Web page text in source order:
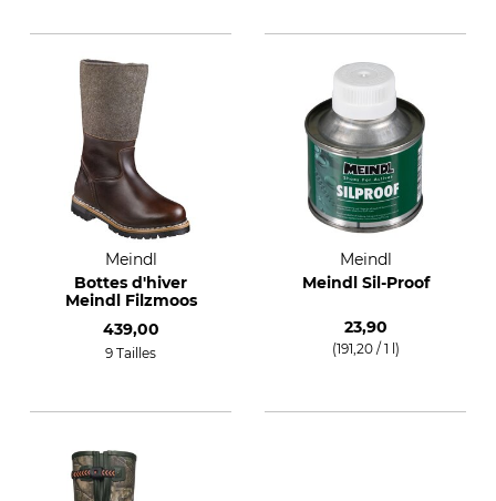
Meindl
Bottes d'hiver
Meindl Filzmoos
439,00
9 Tailles
Meindl
Meindl Sil-Proof
23,90
(191,20 / 1 l)